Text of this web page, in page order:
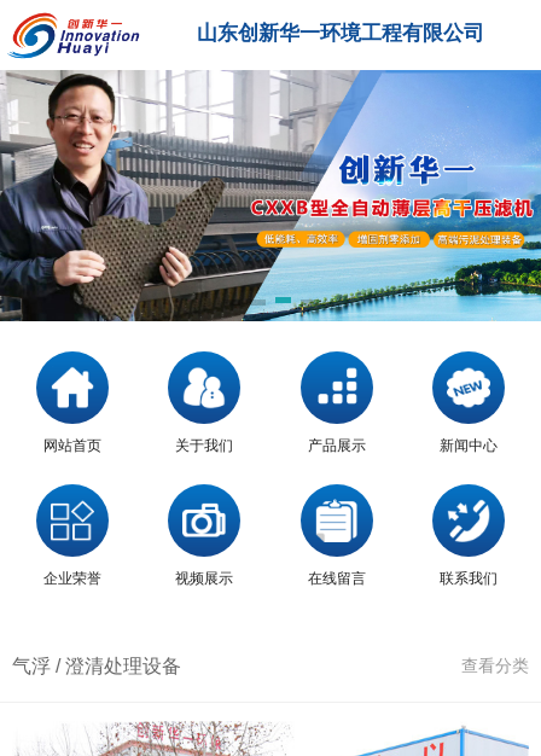
山东创新华一环境工程有限公司
网站首页 关于我们 产品展示 新闻中心
企业荣誉 视频展示 在线留言 联系我们
气浮 / 澄清处理设备 查看分类